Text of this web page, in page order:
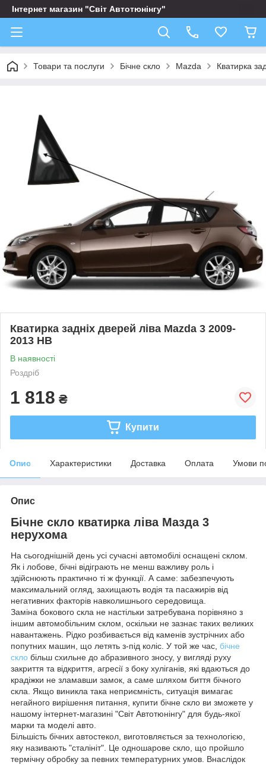
Інтернет магазин "Світ Автотюнінгу"
Товари та послуги Бічне скло Mazda Кватирка
Кватирка задніх дверей ліва Mazda 3 2009-
2013 HB
В наявності
Роздріб
1 818 ₴
Купити
Опис Характеристики Доставка Оплата Умови
Опис
Бічне скло кватирка ліва Мазда 3
нерухома
На сьогоднішній день усі сучасні автомобілі оснащені склом.
Як і лобове, бічні відіграють не менш важливу роль і
здійснюють практично ті ж функції. А саме: забезпечують
максимальний огляд, захищають водія та пасажирів від
негативних факторів навколишнього середовища.
Заміна бокового скла не настільки затребувана порівняно з
іншим автомобільним склом, оскільки не зазнає таких великих
навантажень. Рідко розбивається від каменів зустрічних або
попутних машин, що летять з-під коліс. У той же час, бічне
скло більш схильне до абразивного зносу, у вигляді руху
закриття та відкриття, агресії з боку хуліганів, які вдаються до
крадіжки не зламавши замок, а саме шляхом биття бічного
скла. Якщо виникла така неприємність, ситуація вимагає
негайного вирішення питання, купити бічне скло ви зможете у
нашому інтернет-магазині "Світ Автотюнінгу" для будь-якої
марки та моделі авто.
Більшість бічних автостекол, виготовляється за технологією,
яку називають "сталініт". Це одношарове скло, що пройшло
термічну обробку за певних температурних умов. Внаслідок